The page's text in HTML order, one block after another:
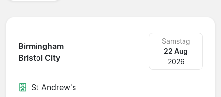
Birmingham
Bristol City
Samstag
22 Aug
2026
St Andrew's